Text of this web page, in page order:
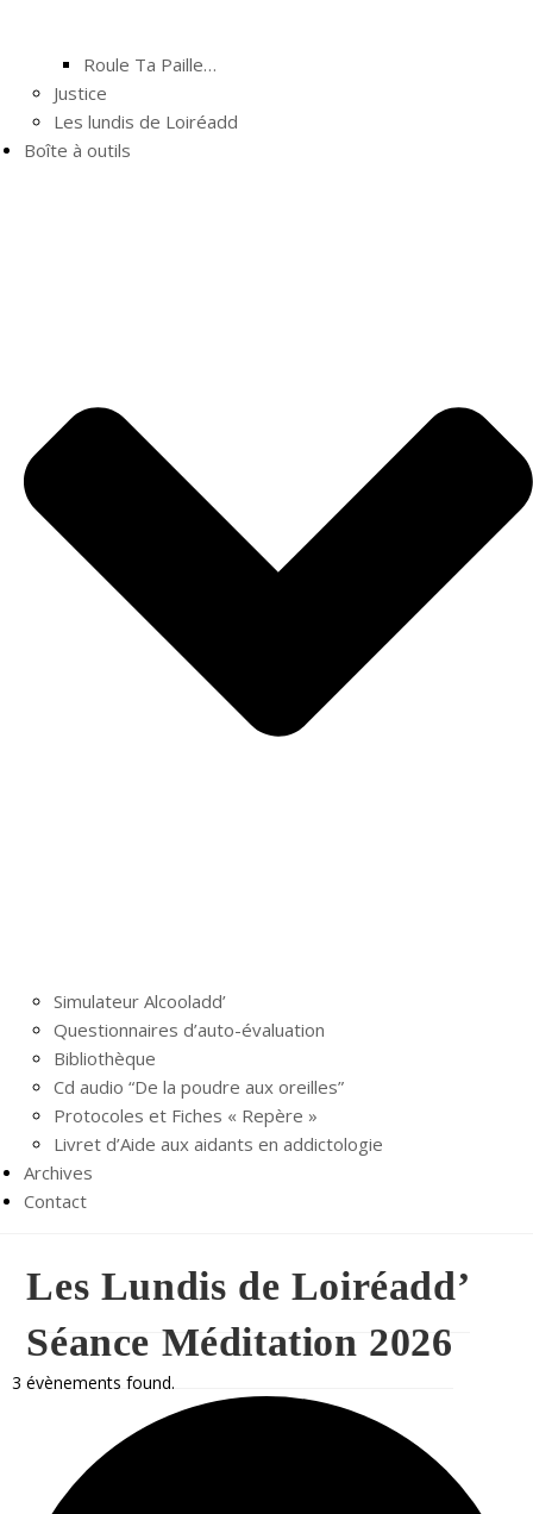
Roule Ta Paille…
Justice
Les lundis de Loiréadd
Boîte à outils
Simulateur Alcooladd’
Questionnaires d’auto-évaluation
Bibliothèque
Cd audio “De la poudre aux oreilles”
Protocoles et Fiches « Repère »
Livret d’Aide aux aidants en addictologie
Archives
Contact
Les Lundis de Loiréadd’
Séance Méditation 2026
3 évènements found.